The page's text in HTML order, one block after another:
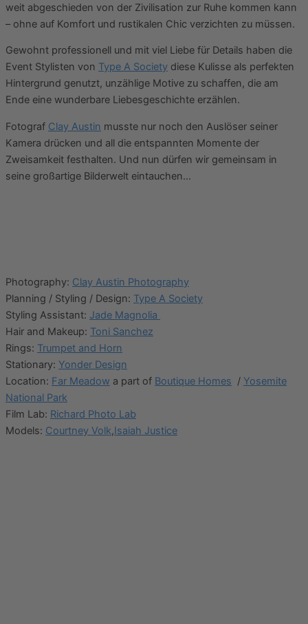
weit abgeschieden von der Zivilisation zur Ruhe kommen kann
– ohne auf Komfort und rustikalen Chic verzichten zu müssen.
Gewohnt professionell und mit viel Liebe für Details haben die
Event Stylisten von Type A Society diese Kulisse als perfekten
Hintergrund genutzt, unzählige Motive zu schaffen, die am
Ende eine wunderbare Liebesgeschichte erzählen.
Fotograf Clay Austin musste nur noch den Auslöser seiner
Kamera drücken und all die entspannten Momente der
Zweisamkeit festhalten. Und nun dürfen wir gemeinsam in
seine großartige Bilderwelt eintauchen…
Photography: Clay Austin Photography
Planning / Styling / Design: Type A Society
Styling Assistant: Jade Magnolia
Hair and Makeup: Toni Sanchez
Rings: Trumpet and Horn
Stationary: Yonder Design
Location: Far Meadow a part of Boutique Homes / Yosemite
National Park
Film Lab: Richard Photo Lab
Models: Courtney Volk,Isaiah Justice